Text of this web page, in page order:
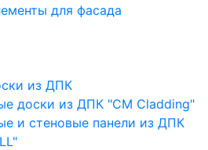
для фасада
из ДПК
доски из ДПК "CM Cladding"
и стеновые панели из ДПК